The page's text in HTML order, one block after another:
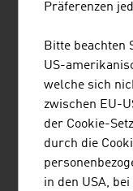
stark verändert.
Information
Digitalisierung im
Bestandteil, der
etabliert. BIM wird
im Baubereich
organisatorischen
Bauprozess führen.
Präferenzen
Bitte beachten
US-
welche sich
zwischen EU-
der Cookie-
durch die
in den USA,